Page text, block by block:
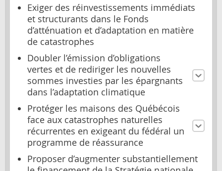
Exiger des réinvestissements immédiats
et structurants dans le Fonds
d’atténuation et d’adaptation en matière
de catastrophes
Doubler l’émission d’obligations
vertes et de rediriger les nouvelles
sommes investies par les épargnants
dans l’adaptation climatique
Protéger les maisons des Québécois
face aux catastrophes naturelles
récurrentes en exigeant du fédéral un
programme de réassurance
Proposer d’augmenter substantiellement